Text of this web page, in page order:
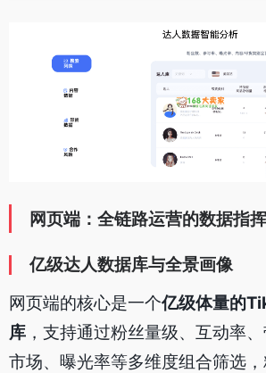
网页端：全链路运营的数据指
亿级达人数据库与全景画像
网页端的核心是一个亿级体量的
库 ，支持通过粉丝量级、互动率
市场、曝光率等多维度组合筛选